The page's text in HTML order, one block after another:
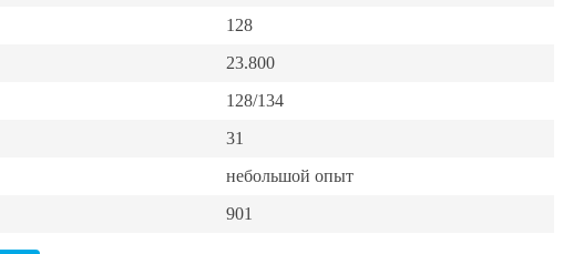
128
23.800
128/134
31
небольшой опыт
901